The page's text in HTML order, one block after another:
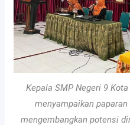
Kepala SMP Negeri 9
menyampaikan
mengembangkan potensi